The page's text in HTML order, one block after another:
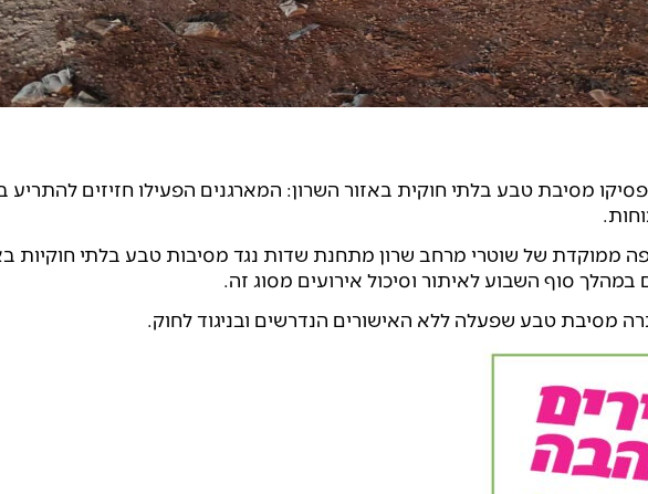
מסיבת טבע בלתי חוקית באזור השרון: המארגנים הפעילו חזיזים להתריע
ממוקדת של שוטרי מרחב שרון מתחנת שדות נגד מסיבות טבע בלתי חוקיות
במהלך סוף השבוע לאיתור וסיכול אירועים מסוג זה.
מסיבת טבע שפעלה ללא האישורים הנדרשים ובניגוד לחוק.